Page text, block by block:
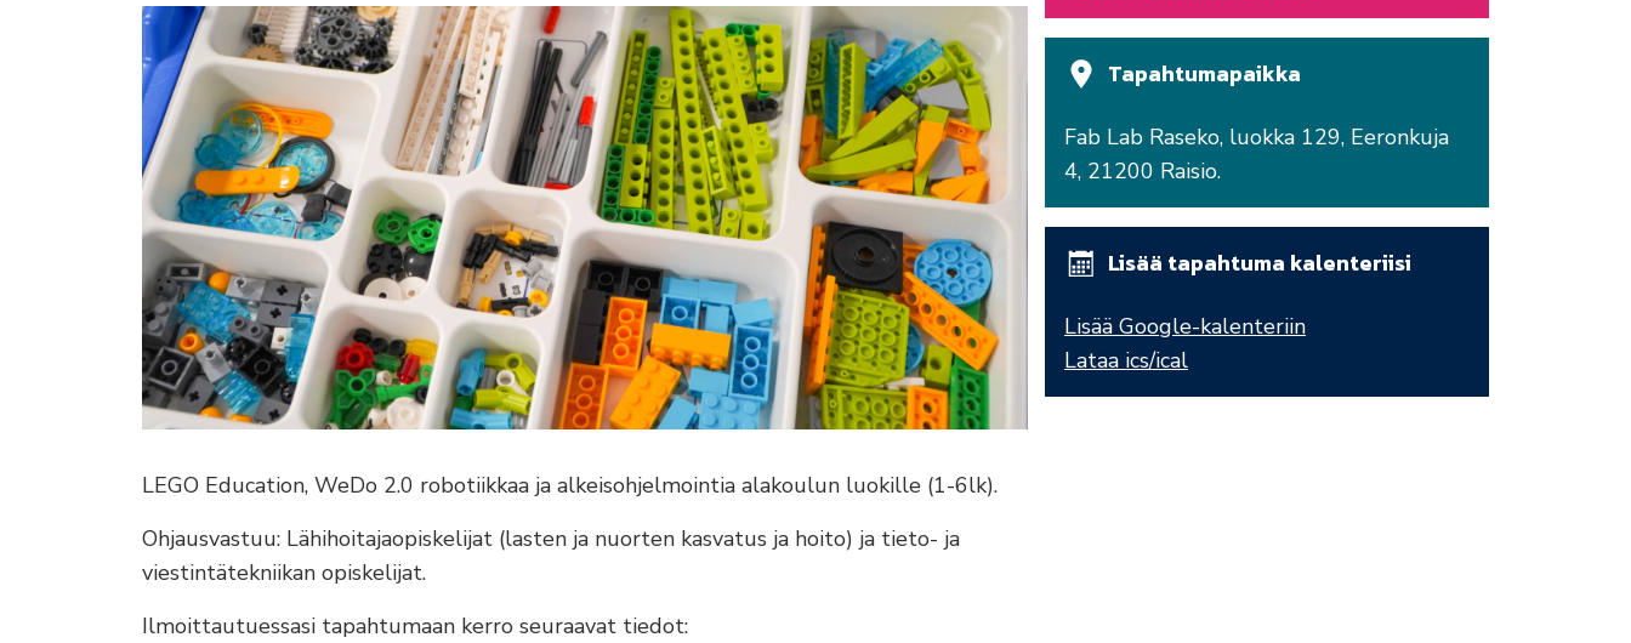
Tapahtumapaikka
Fab Lab Raseko, luokka 129, Eeronkuja
4, 21200 Raisio.
Lisää tapahtuma kalenteriisi
Lisää Google-kalenteriin
Lataa ics/ical
LEGO Education, WeDo 2.0 robotiikkaa ja alkeisohjelmointia alakoulun luokille (1-6lk).
Ohjausvastuu: Lähihoitajaopiskelijat (lasten ja nuorten kasvatus ja hoito) ja tieto- ja
viestintätekniikan opiskelijat.
Ilmoittautuessasi tapahtumaan kerro seuraavat tiedot: